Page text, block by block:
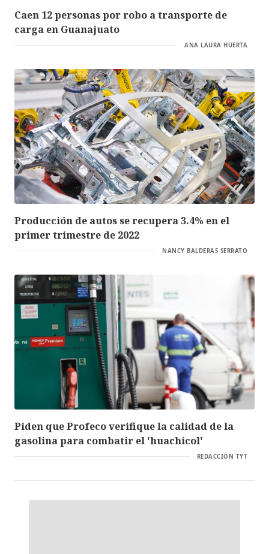
Caen 12 personas por robo a transporte de
carga en Guanajuato
ANA LAURA HUERTA
Producción de autos se recupera 3.4% en el
primer trimestre de 2022
NANCY BALDERAS SERRATO
Piden que Profeco verifique la calidad de la
gasolina para combatir el 'huachicol'
REDACCIÓN TYT